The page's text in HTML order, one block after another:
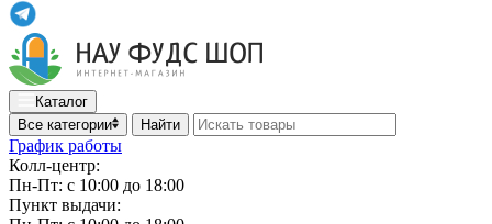
Каталог
Все категории
Найти
График работы
Колл-центр:
Пн-Пт: с 10:00 до 18:00
Пункт выдачи: